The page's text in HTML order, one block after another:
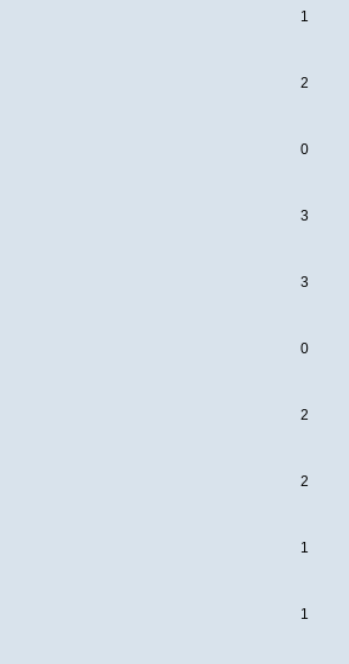
1
2
0
3
3
0
2
2
1
1